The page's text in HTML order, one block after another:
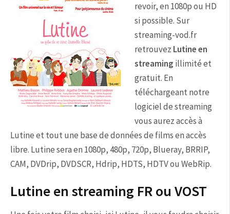
revoir, en 1080p ou HD
si possible. Sur
streaming-vod.fr
retrouvez Lutine en
streaming illimité et
gratuit. En
téléchargeant notre
logiciel de streaming
vous aurez accès à
Lutine et tout une base de données de films en accès
libre. Lutine sera en 1080p, 480p, 720p, Blueray, BRRIP,
CAM, DVDrip, DVDSCR, Hdrip, HDTS, HDTV ou WebRip.
Lutine en streaming FR ou VOST